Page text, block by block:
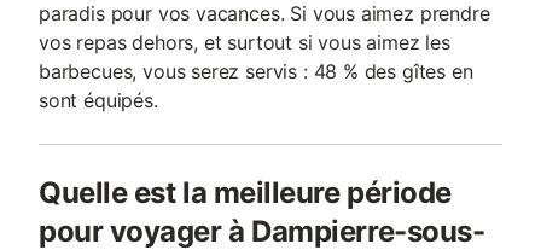
paradis pour vos vacances. Si vous aimez prendre
vos repas dehors, et surtout si vous aimez les
barbecues, vous serez servis : 48 % des gîtes en
sont équipés.
Quelle est la meilleure période
pour voyager à Dampierre-sous-